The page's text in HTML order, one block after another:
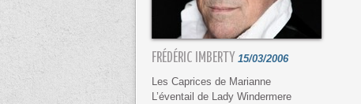
FRÉDÉRIC IMBERTY 15/03/2006
Les Caprices de Marianne
L’éventail de Lady Windermere